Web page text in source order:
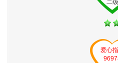
二级
爱心